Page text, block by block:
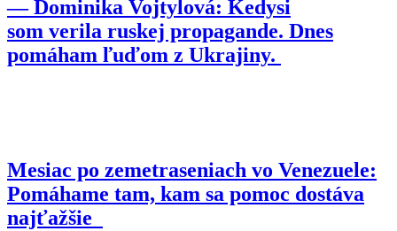
— Dominika Vojtylová: Kedysi
som verila ruskej propagande. Dnes
pomáham ľuďom z Ukrajiny.
Mesiac po zemetraseniach vo Venezuele:
Pomáhame tam, kam sa pomoc dostáva
najťažšie